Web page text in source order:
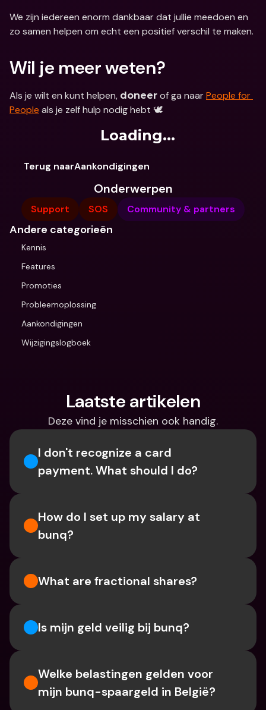
We zijn iedereen enorm dankbaar dat jullie meedoen en
zo samen helpen om echt een positief verschil te maken.
Wil je meer weten?
Als je wilt en kunt helpen, doneer of ga naar People for
People als je zelf hulp nodig hebt 🕊
Loading...
Terug naarAankondigingen
Onderwerpen
Support SOS Community & partners
Andere categorieën
Kennis
Features
Promoties
Probleemoplossing
Aankondigingen
Wijzigingslogboek
Laatste artikelen
Deze vind je misschien ook handig.
I don't recognize a card
payment. What should I do?
How do I set up my salary at
bunq?
What are fractional shares?
Is mijn geld veilig bij bunq?
Welke belastingen gelden voor
mijn bunq-spaargeld in België?